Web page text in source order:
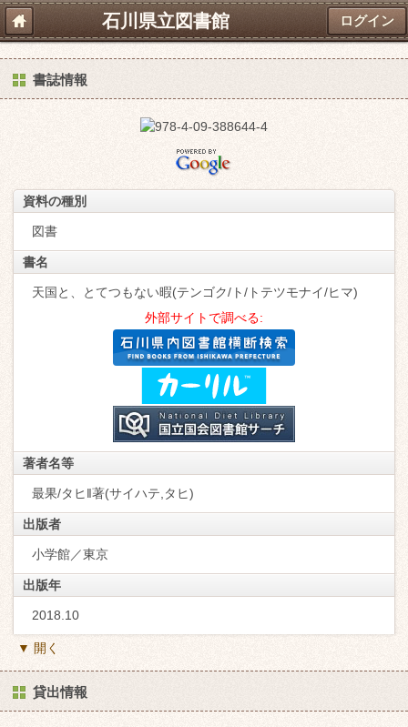
石川県立図書館 ログイン
書誌情報
資料の種別
図書
書名
天国と、とてつもない暇(テンゴク/ト/トテツモナイ/ヒマ)
外部サイトで調べる:
著者名等
最果/タヒ‖著(サイハテ,タヒ)
出版者
小学館／東京
出版年
2018.10
▼ 開く
貸出情報